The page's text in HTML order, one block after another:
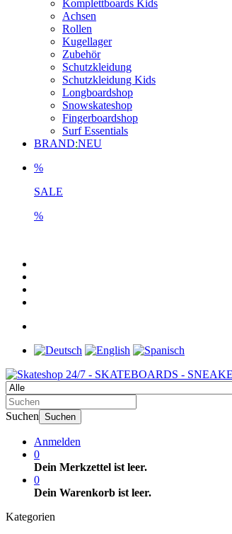
Komplettboards Kids
Achsen
Rollen
Kugellager
Zubehör
Schutzkleidung
Schutzkleidung Kids
Longboardshop
Snowskateshop
Fingerboardshop
Surf Essentials
BRAND:NEU
%
SALE
%
Suchen Suchen
Anmelden
0
Dein Merkzettel ist leer.
0
Dein Warenkorb ist leer.
Kategorien